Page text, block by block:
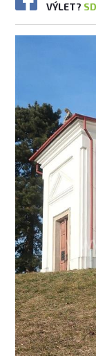
VÝLET?